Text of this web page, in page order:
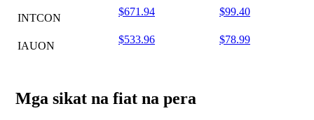
INTCON
$671.94 $99.40
IAUON
$533.96 $78.99
Mga sikat na fiat na pera